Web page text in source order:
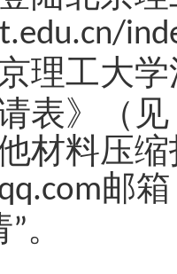
理工大
表》（
材料压
邮
”。